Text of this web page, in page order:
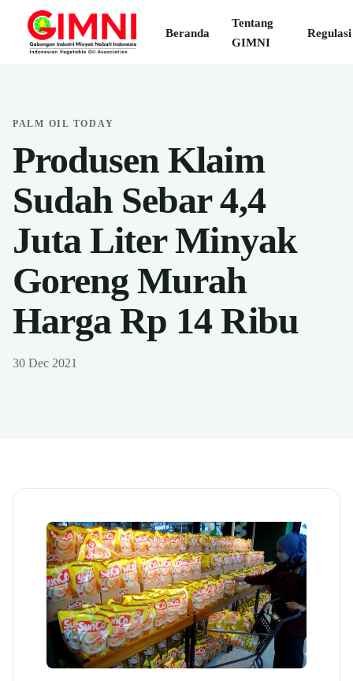
Beranda
Tentang
GIMNI
Regulasi
PALM OIL TODAY
Produsen Klaim
Sudah Sebar 4,4
Juta Liter Minyak
Goreng Murah
Harga Rp 14 Ribu
30 Dec 2021